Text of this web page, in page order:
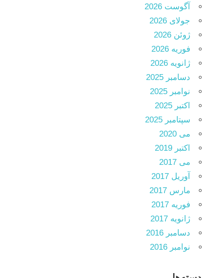
آگوست 2026
جولای 2026
ژوئن 2026
فوریه 2026
ژانویه 2026
دسامبر 2025
نوامبر 2025
اکتبر 2025
سپتامبر 2025
می 2020
اکتبر 2019
می 2017
آوریل 2017
مارس 2017
فوریه 2017
ژانویه 2017
دسامبر 2016
نوامبر 2016